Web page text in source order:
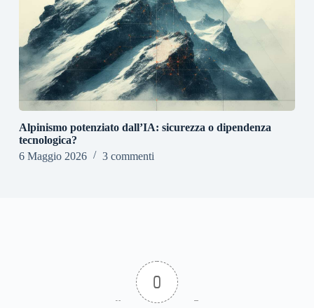
Alpinismo potenziato dall’IA: sicurezza o dipendenza
tecnologica?
6 Maggio 2026
3 commenti
0